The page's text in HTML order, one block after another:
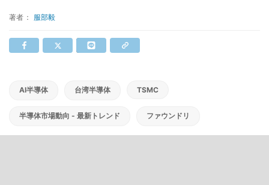
著者： 服部毅
AI半導体 台湾半導体 TSMC
半導体市場動向 - 最新トレンド ファウンドリ